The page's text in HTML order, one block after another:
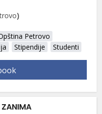
)
Petrovo
Stipendije Studenti